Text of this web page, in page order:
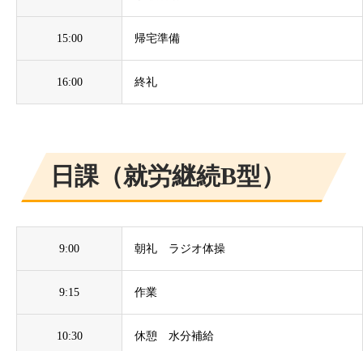
15:00 帰宅準備
16:00 終礼
​日課（就労継続B型）
9:00 朝礼 ラジオ体操
9:15 作業
10:30 休憩 水分補給